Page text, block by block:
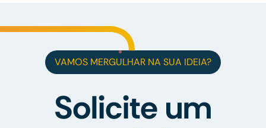
VAMOS MERGULHAR NA SUA IDEIA?
Solicite um